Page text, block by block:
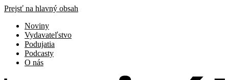
Prejsť na hlavný obsah
Noviny
Vydavateľstvo
Podujatia
Podcasty
O nás